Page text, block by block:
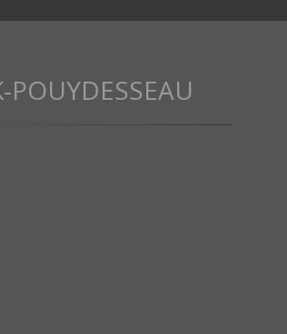
POUYDESSEAU